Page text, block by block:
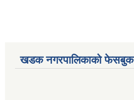
खडक नगरपालिकाको फेसबुक